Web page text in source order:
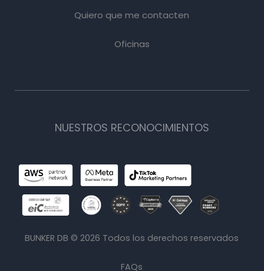
Quiero que me contacten
Oficinas
NUESTROS RECONOCIMIENTOS
BUNKER DB ©2026 Todos los derechos reservados
FAQs